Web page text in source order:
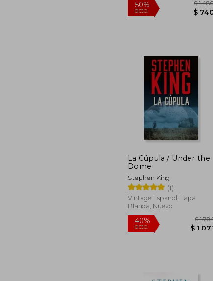
dcto.
La Cúpula / Under the
Dome
Stephen King
(1)
Vintage Espanol, Tapa
Blanda, Nuevo